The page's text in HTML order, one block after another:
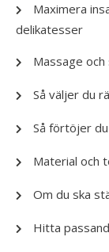
Maximera
delikatesser
Massage
Så väljer du
Så förtöjer
Material och
Om du ska
Hitta